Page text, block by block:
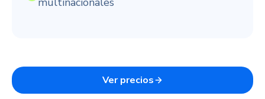
Ver precios